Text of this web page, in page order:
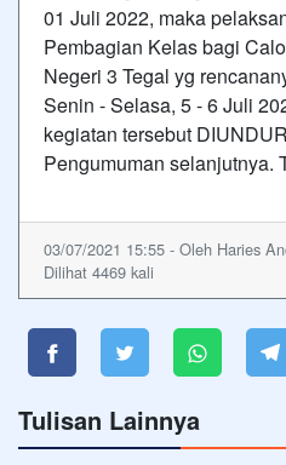
01 Juli 2022, maka
Pembagian Kelas bagi
Negeri 3 Tegal yg
Senin - Selasa, 5 - 6 Juli
kegiatan tersebut
Pengumuman selanjutnya.
03/07/2021 15:55 - Oleh Haries
Dilihat 4469 kali
Tulisan Lainnya